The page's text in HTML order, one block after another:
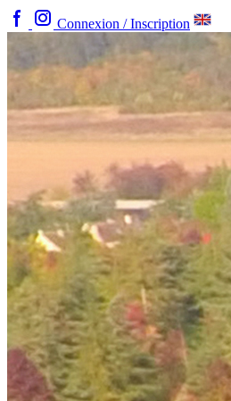
Connexion / Inscription